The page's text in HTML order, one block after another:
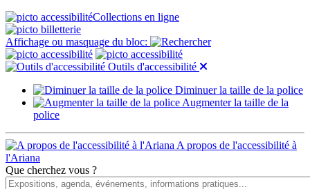
Collections en ligne
Affichage ou masquage du bloc:
Outils d'accessibilité
Diminuer la taille de la police
Augmenter la taille de la
police
A propos de l'accessibilité à
l'Ariana
Que cherchez vous ?